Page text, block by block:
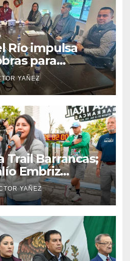
Río impulsa
para
del
YAÑEZ
Trail Barrancas;
Embriz
y el
de la Sal
YAÑEZ